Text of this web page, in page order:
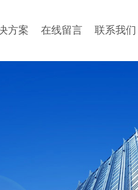
方案 在线留言 联系我们